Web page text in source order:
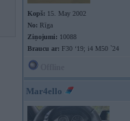
Kopš: 15. May 2002
No: Rīga
Ziņojumi: 10088
Braucu ar: F30 ‘19; i4 M50 `24
Mar4ello